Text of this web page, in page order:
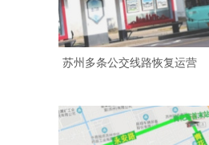
苏州多条公交线路恢复运营